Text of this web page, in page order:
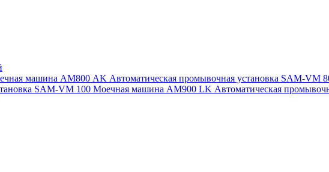
машина АМ800 AK Автоматическая промывочная установка SAM-VM
SAM-VM 100 Моечная машина AM900 LK Автоматическая